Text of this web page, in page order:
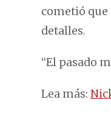
cometió que
detalles.
“El pasado
Lea más: